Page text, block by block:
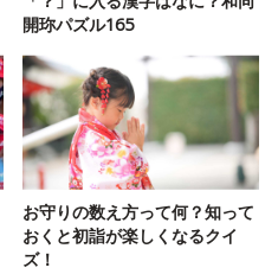
開珎パズル165
お守りの数え方って何？知って
おくと初詣が楽しくなるクイ
ズ！